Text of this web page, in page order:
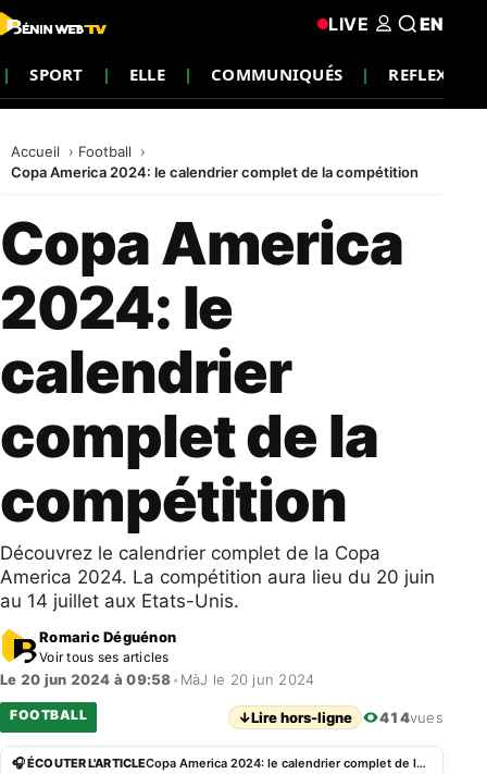
SPORT ELLE COMMUNIQUÉS
LIVE EN
Accueil
Football
Copa America 2024: le calendrier complet de la compétition
Copa America
2024: le
calendrier
complet de la
compétition
Découvrez le calendrier complet de la Copa
America 2024. La compétition aura lieu du 20 juin
au 14 juillet aux Etats-Unis.
Romaric Déguénon
Voir tous ses articles
Le 20 jun 2024 à 09:58• MàJ le 20 jun 2024
FOOTBALL ↓Lire hors-ligne 414vues
🎧 ÉCOUTER L'ARTICLE Copa America 2024: le calendrier complet de la compétition